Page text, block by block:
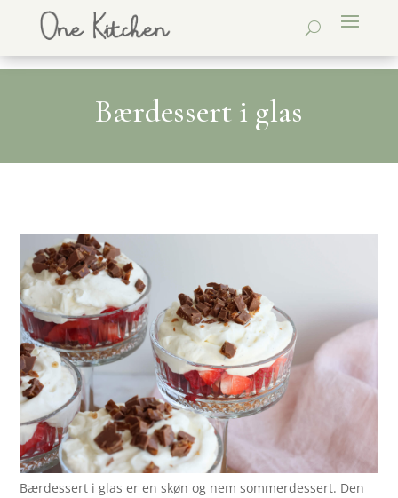
Bærdessert i glas
Bærdessert i glas er en skøn og nem sommerdessert. Den